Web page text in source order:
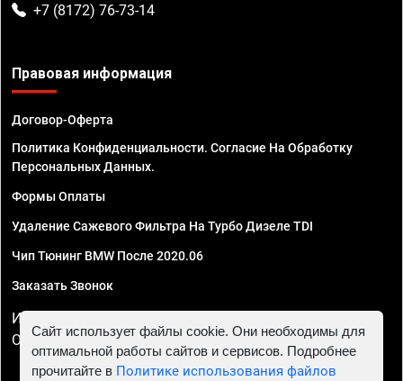
+7 (8172) 76-73-14
Правовая информация
Договор-Оферта
Политика Конфиденциальности. Согласие На Обработку
Персональных Данных.
Формы Оплаты
Удаление Сажевого Фильтра На Турбо Дизеле TDI
Чип Тюнинг BMW После 2020.06
Заказать Звонок
ИП Смирнов Георгий Павлович. ИНН 781302555843,
ОГРНИП 324470400032610
Сайт использует файлы cookie. Они необходимы для
оптимальной работы сайтов и сервисов. Подробнее
прочитайте в Политике использования файлов